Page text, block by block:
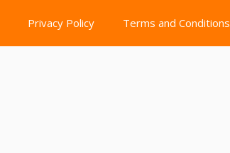
Privacy Policy Terms and Conditions